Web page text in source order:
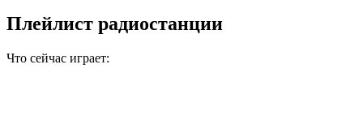
Плейлист радиостанции
Что сейчас играет: